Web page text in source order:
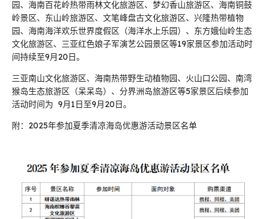
园、海南百花岭热带雨林文化旅游区、梦幻香山旅游区、海南铜鼓
岭景区、东山岭旅游区、文笔峰盘古文化旅游区、兴隆热带植物
园、海南海洋欢乐世界度假区（海洋水上乐园）、东方娥仙岭生态
文化旅游区、三亚红色娘子军演艺公园景区等19家景区参加活动时
间持续至9月20日。
三亚南山文化旅游区、海南热带野生动植物园、火山口公园、南湾
猴岛生态旅游区（呆呆岛）、分界洲岛旅游区等5家景区后续参加
活动时间为 9月1日至9月20日。
附：2025年参加夏季清凉海岛优惠游活动景区名单